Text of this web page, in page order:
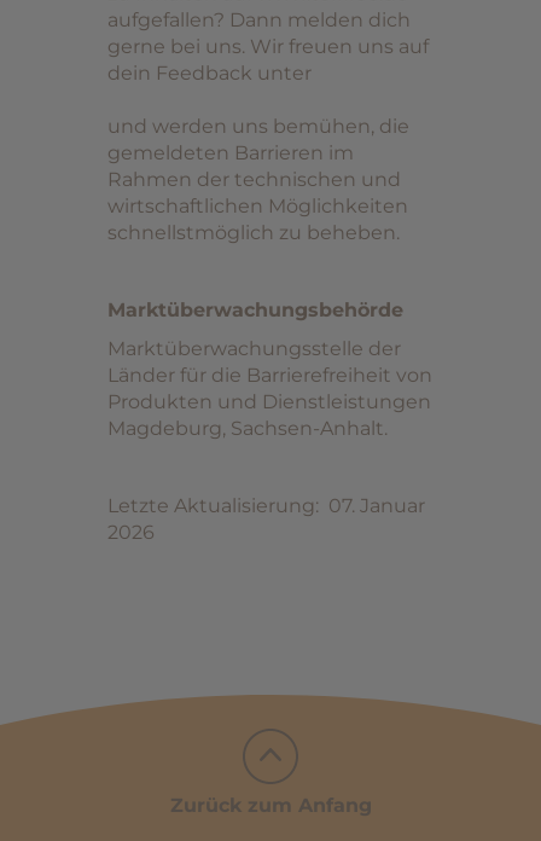
aufgefallen? Dann melden dich
gerne bei uns. Wir freuen uns auf
dein Feedback unter
und werden uns bemühen, die
gemeldeten Barrieren im
Rahmen der technischen und
wirtschaftlichen Möglichkeiten
schnellstmöglich zu beheben.
Marktüberwachungsbehörde
Marktüberwachungsstelle der
Länder für die Barrierefreiheit von
Produkten und Dienstleistungen
Magdeburg, Sachsen-Anhalt.
Letzte Aktualisierung: 07. Januar
2026
Zurück zum Anfang